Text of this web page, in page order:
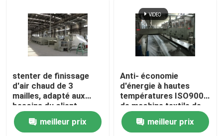
stenter de finissage
d'air chaud de 3
mailles, adapté aux
besoins du client,
conception
d'humanisation
meilleur prix
Anti- économie
d'énergie à hautes
températures ISO9001
de machine textile de
Stenter
meilleur prix